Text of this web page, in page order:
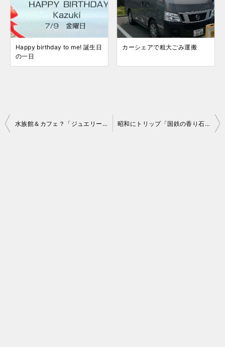
Happy birthday to me! 誕生日
の一日
カーシェアで粗大ごみ運搬
投
水族館＆カフェ？「ジュエリーアクアリウム展」 昭和にトリップ「国鉄の香り石鹸」発売！